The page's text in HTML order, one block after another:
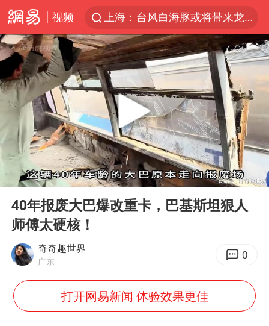
视频
上海：台风白海豚或将带来龙卷风
陈垣宇0-3张禹珍 国乒男单全军覆没
秋天的第一杯奶茶到底有多火
中巨芯：上半年归母净利润1405.77万元
四川宜宾高县4.9级地震致1死
东航：国内客票提前14天免费退改
美股存储板块集体大跌
日本试射“战斧”导弹，国防部回应
“新疆阿勒泰八月能滑雪”不实
Play
00:00 04:42
40年报废大巴爆改重卡，巴基斯坦狠人
师傅太硬核！
奇奇趣世界
广东 0
打开网易新闻 体验效果更佳